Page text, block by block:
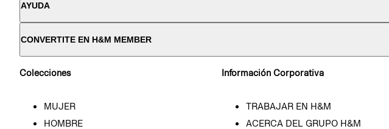
AYUDA
CONVERTITE EN H&M MEMBER
Colecciones
MUJER
HOMBRE
Información Corporativa
TRABAJAR EN H&M
ACERCA DEL GRUPO H&M